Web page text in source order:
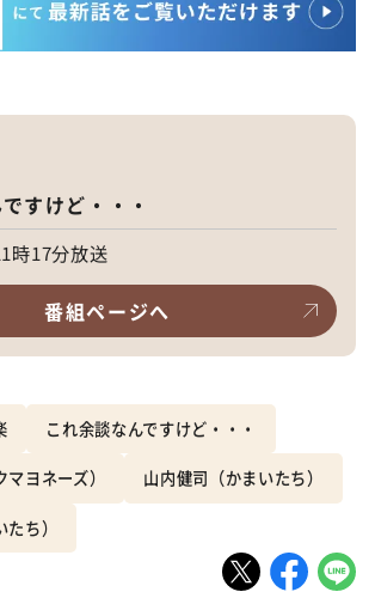
すけど・・・
時17分放送
番組ページへ
これ余談なんですけど・・・
ヨネーズ） 山内健司（かまいたち）
ち）